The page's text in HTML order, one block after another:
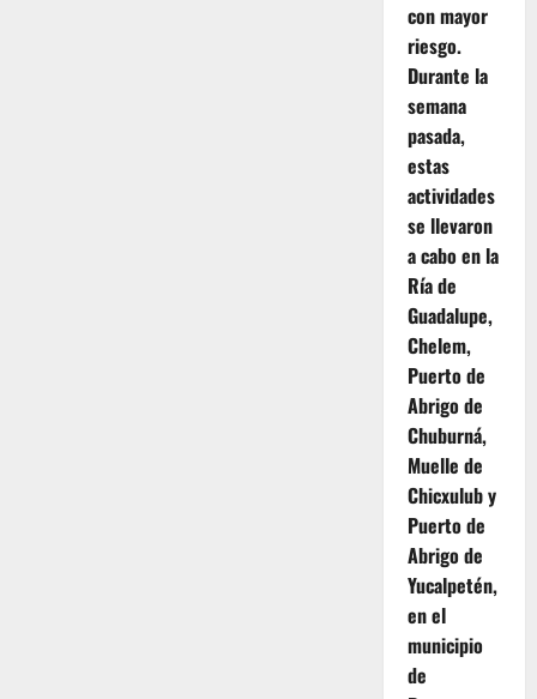
con mayor
riesgo.
Durante la
semana
pasada,
estas
actividades
se llevaron
a cabo en la
Ría de
Guadalupe,
Chelem,
Puerto de
Abrigo de
Chuburná,
Muelle de
Chicxulub y
Puerto de
Abrigo de
Yucalpetén,
en el
municipio
de